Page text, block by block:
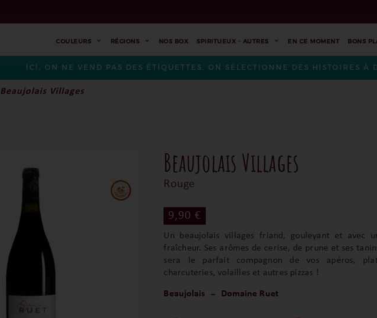
COULEURS RÉGIONS NOS BOX SPIRITUEUX - AUTRES EN CE MOMENT BONS
ICI, ON NE VEND PAS DES ÉTIQUETTES. ON SÉLECTIONNE DES HISTOIRES À
Beaujolais Villages
Beaujolais Villages
Rouge
9,90 €
Un beaujolais villages friand, gouleyant et avec
fraîcheur. Ses arômes de cerise, de prune et ses
sera le parfait compagnon de vos apéros,
charcuteries, volailles et autres pizzas !
Beaujolais Domaine Ruet